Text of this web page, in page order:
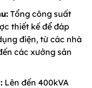
Tổng công suất
thiết kế để đáp
điện, từ các nhà
các xưởng sản
Lên đến 400kVA